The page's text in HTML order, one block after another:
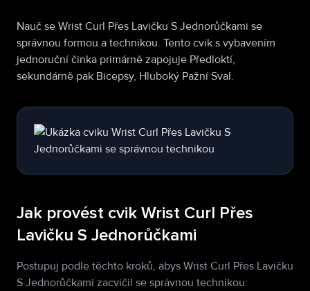
Nauč se Wrist Curl Přes Lavičku S Jednorůčkami se
správnou formou a technikou. Tento cvik s vybavením
jednoruční činka primárně zapojuje Předloktí,
sekundárně pak Bicepsy, Hluboký Pažní Sval.
Jak provést cvik Wrist Curl Přes
Lavičku S Jednorůčkami
Postupuj podle těchto kroků, abys Wrist Curl Přes Lavičku
S Jednorůčkami zacvičil se správnou technikou: